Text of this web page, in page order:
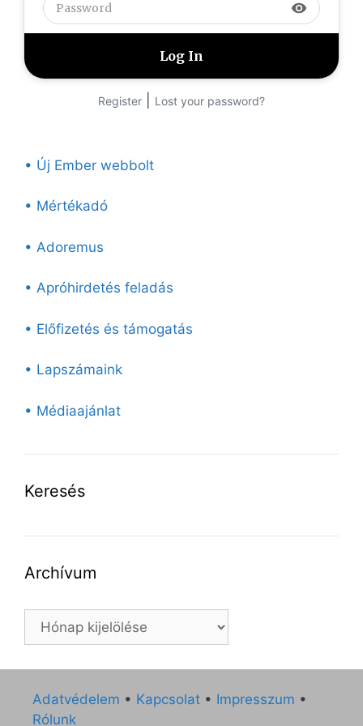
visibility
Register Lost your password?
• Új Ember webbolt
• Mértékadó
• Adoremus
• Apróhirdetés feladás
• Előfizetés és támogatás
• Lapszámaink
• Médiaajánlat
Keresés
Archívum
Archívum
Adatvédelem • Kapcsolat • Impresszum •
Rólunk